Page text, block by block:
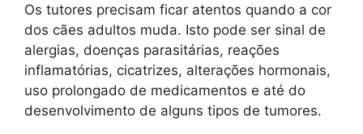
Os tutores precisam ficar atentos quando a cor
dos cães adultos muda. Isto pode ser sinal de
alergias, doenças parasitárias, reações
inflamatórias, cicatrizes, alterações hormonais,
uso prolongado de medicamentos e até do
desenvolvimento de alguns tipos de tumores.